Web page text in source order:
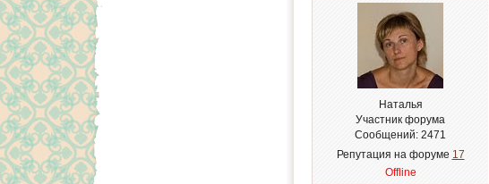
Наталья
Участник форума
Сообщений: 2471
Репутация на форуме 17
Offline